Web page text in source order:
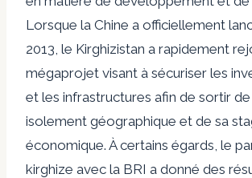
Lorsque la Chine a officiellement
2013, le Kirghizistan a rapidement
mégaprojet visant à sécuriser les
et les infrastructures afin de sortir
isolement géographique et de sa
économique. À certains égards, le
kirghize avec la BRI a donné des